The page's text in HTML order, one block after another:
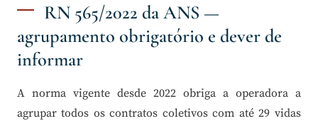
RN 565/2022 da ANS —
agrupamento obrigatório e dever de
informar
A norma vigente desde 2022 obriga a operadora a
agrupar todos os contratos coletivos com até 29 vidas